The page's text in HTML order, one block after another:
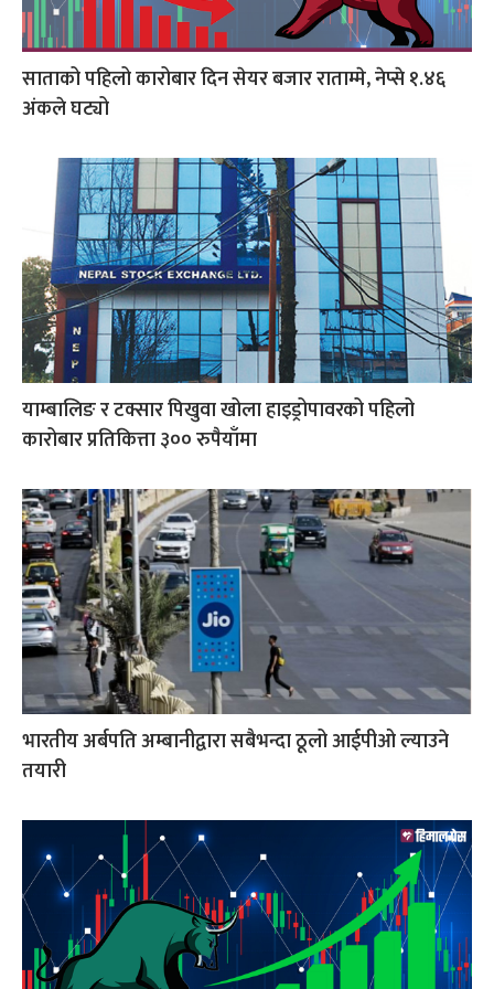
साताको पहिलो कारोबार दिन सेयर बजार राताम्मे, नेप्से १.४६
अंकले घट्यो
याम्बालिङ र टक्सार पिखुवा खोला हाइड्रोपावरको पहिलो
कारोबार प्रतिकित्ता ३०० रुपैयाँमा
भारतीय अर्बपति अम्बानीद्वारा सबैभन्दा ठूलो आईपीओ ल्याउने
तयारी